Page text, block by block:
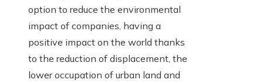
option to reduce the environmental
impact of companies, having a
positive impact on the world thanks
to the reduction of displacement, the
lower occupation of urban land and